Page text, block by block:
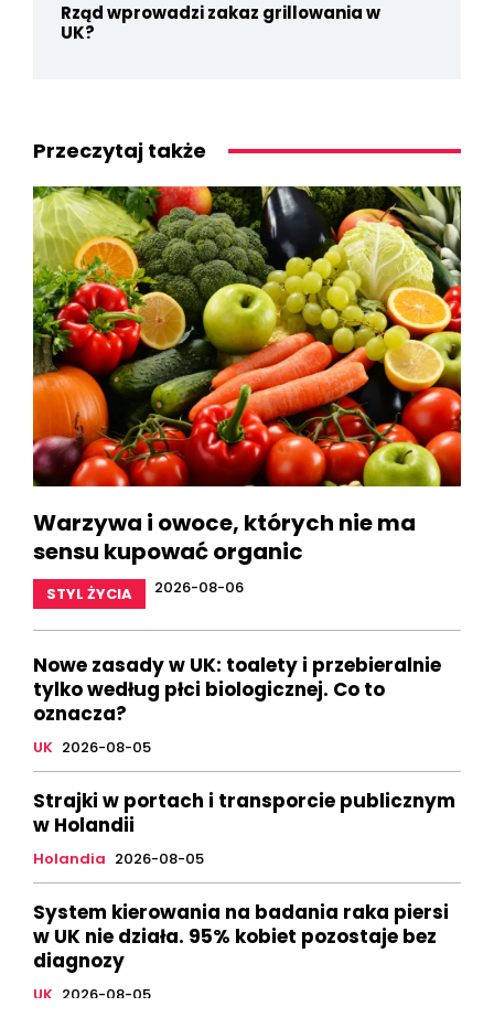
Rząd wprowadzi zakaz grillowania w
UK?
Przeczytaj także
Warzywa i owoce, których nie ma
sensu kupować organic
STYL ŻYCIA 2026-08-06
Nowe zasady w UK: toalety i przebieralnie
tylko według płci biologicznej. Co to
oznacza?
UK 2026-08-05
Strajki w portach i transporcie publicznym
w Holandii
Holandia 2026-08-05
System kierowania na badania raka piersi
w UK nie działa. 95% kobiet pozostaje bez
diagnozy
UK 2026-08-05